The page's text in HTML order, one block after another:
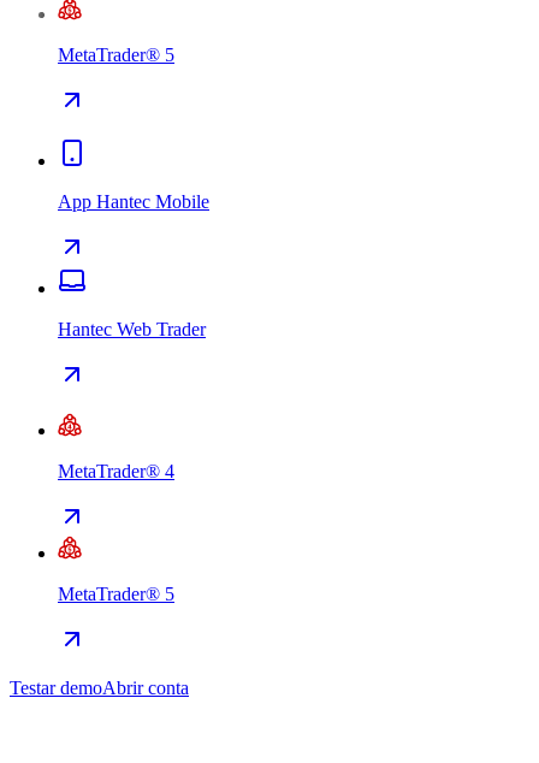
MetaTrader® 5
App Hantec Mobile
Hantec Web Trader
MetaTrader® 4
MetaTrader® 5
Testar demoAbrir conta